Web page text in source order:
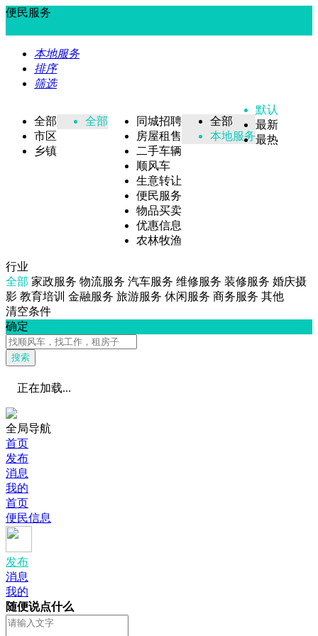
便民服务
本地服务
排序
筛选
全部
市区
乡镇
全部
同城招聘
房屋租售
二手车辆
顺风车
生意转让
便民服务
物品买卖
优惠信息
农林牧渔
全部
本地服务
默认
最新
最热
行业
全部 家政服务 物流服务 汽车服务 维修服务 装修服务 婚庆摄
影 教育培训 金融服务 旅游服务 休闲服务 商务服务 其他
清空条件
确定
搜索
正在加载...
全局导航
首页
发布
消息
我的
首页
便民信息
发布
消息
我的
随便说点什么